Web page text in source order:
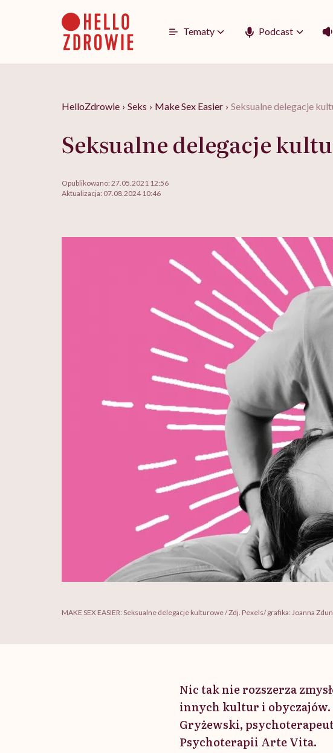
Tematy Podcast
HelloZdrowie › Seks › Make Sex Easier › Seksualne delegacje
Seksualne delegacje
Opublikowano: 27.05.2021 12:56
Aktualizacja: 07.08.2024 10:46
MAKE SEX EASIER: Seksualne delegacje kulturowe / Zdj. Pexels/ grafika: Joanna
Nic tak nie rozszerza
innych kultur i obyczajów.
Gryżewski,
Psychoterapii Arte Vita.